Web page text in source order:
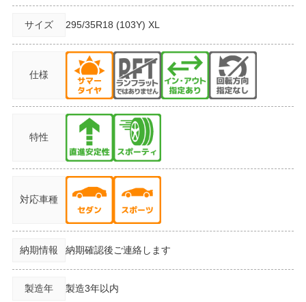
サイズ 295/35R18 (103Y) XL
仕様
特性
対応車種
納期情報 納期確認後ご連絡します
製造年 製造3年以内